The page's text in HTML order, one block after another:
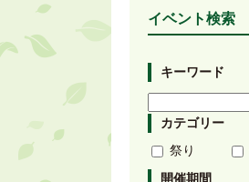
イベント検索
キーワード
カテゴリー
祭り
開催期間